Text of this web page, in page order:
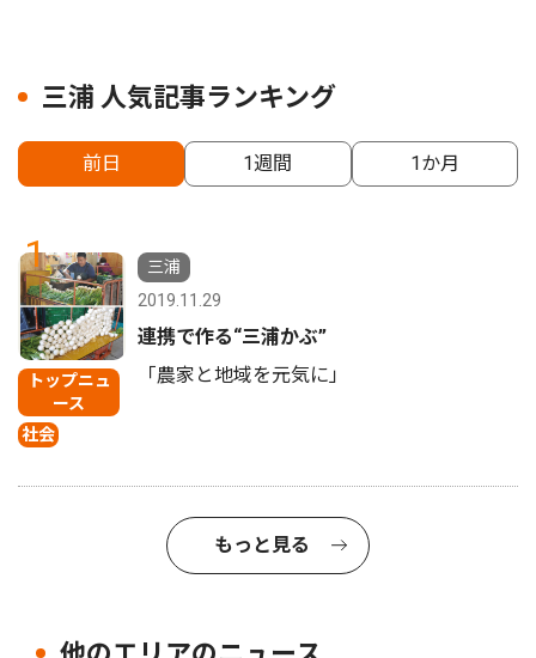
三浦 人気記事ランキング
前日 1週間 1か月
1
トップニュ
ース
社会
三浦
2019.11.29
連携で作る“三浦かぶ”
「農家と地域を元気に」
もっと見る